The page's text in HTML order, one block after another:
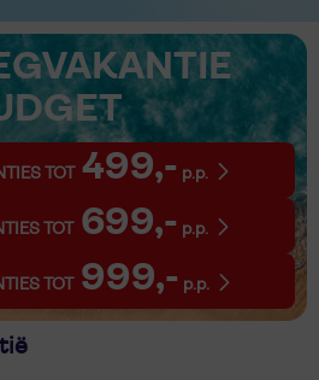
TOT 499,- p.p.
TOT 699,- p.p.
TOT 999,- p.p.